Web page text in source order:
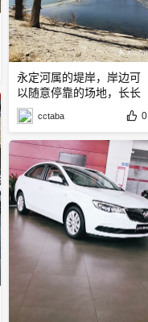
永定河属的堤岸，岸边可
以随意停靠的场地，长长
的步道
cctaba 0